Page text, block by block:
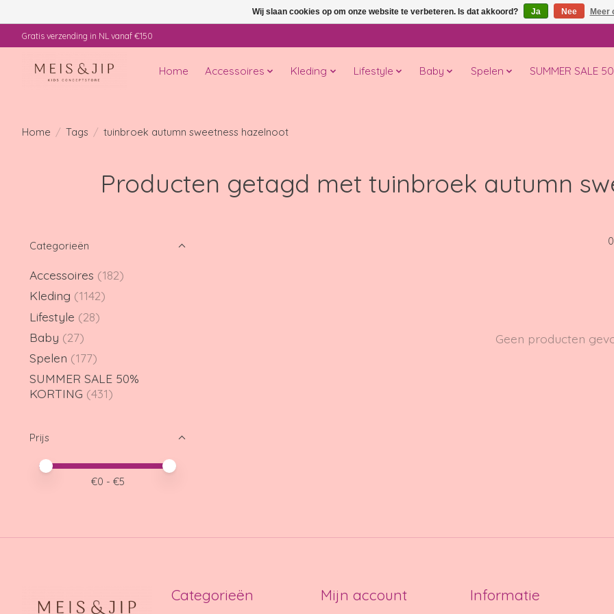
Gratis verzending in NL vanaf €150
Home Accessoires Kleding Lifestyle Baby Spelen SUMMER SALE
Home / Tags / tuinbroek autumn sweetness hazelnoot
Producten getagd met tuinbroek autumn
Categorieën
Accessoires (182)
Kleding (1142)
Lifestyle (28)
Baby (27)
Spelen (177)
SUMMER SALE 50%
KORTING (431)
Prijs
Minimale prijswaarde
Price maximum value
€0 - €5
Geen producten
Categorieën Mijn account Informatie
Wij slaan cookies op om onze website te verbeteren. Is dat akkoord? Ja Nee Meer